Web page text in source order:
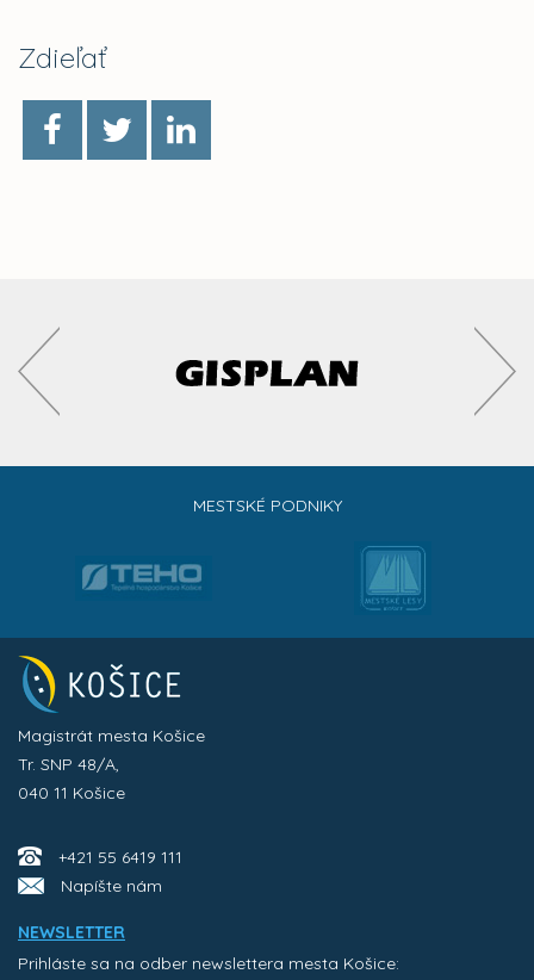
Zdieľať
MESTSKÉ PODNIKY
Magistrát mesta Košice
Tr. SNP 48/A,
040 11 Košice
+421 55 6419 111
Napíšte nám
NEWSLETTER
Prihláste sa na odber newslettera mesta Košice: